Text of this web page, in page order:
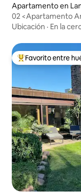
Apartamento en
02 <Apartamento
Ubicación · En la
Favorito entre
Favorito entre